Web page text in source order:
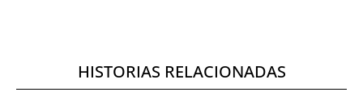
HISTORIAS RELACIONADAS